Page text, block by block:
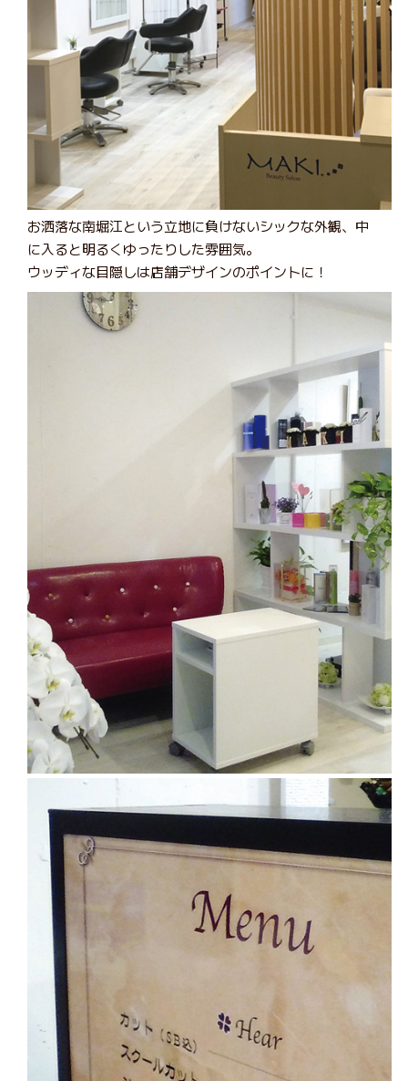
お洒落な南堀江という立地に負けないシックな外観、中
に入ると明るくゆったりした雰囲気。
ウッディな目隠しは店舗デザインのポイントに！